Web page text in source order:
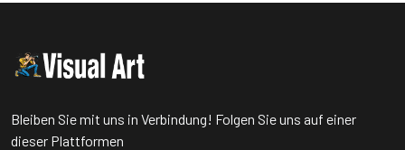
Bleiben Sie mit uns in Verbindung! Folgen Sie uns auf einer
dieser Plattformen